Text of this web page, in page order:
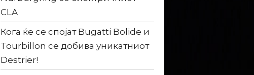
CLA
Кога ќе се спојат Bugatti Bolide и
Tourbillon се добива уникатниот
Destrier!